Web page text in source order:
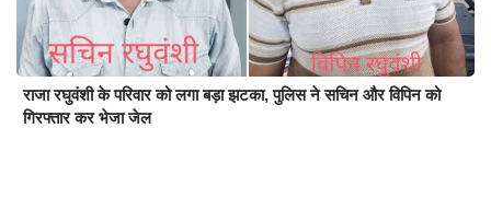
राजा रघुवंशी के परिवार को लगा बड़ा झटका, पुलिस ने सचिन और विपिन को
गिरफ्तार कर भेजा जेल